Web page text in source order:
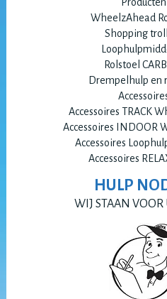
WheelzAhead
Shopping
Rolstoel
Drempelhulp en
Accessoires TRACK
Accessoires INDOOR
Accessoires
Accessoires
HULP
WIJ STAAN VOOR